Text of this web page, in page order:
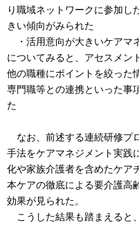
り職域ネットワークに参加し
きい傾向がみられた
・活用意向が大きいケアマ
についてみると、アセスメン
他の職種にポイントを絞った
専門職等との連携といった事
た
なお、前述する連続研修プ
手法をケアマネジメント実践
化や家族介護者を含めたケア
本ケアの徹底による要介護高
効果が見られた。
こうした結果も踏まえると